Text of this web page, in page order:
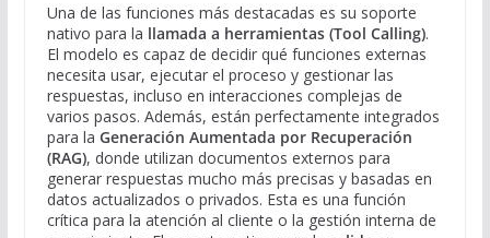
Una de las funciones más destacadas es su soporte
nativo para la llamada a herramientas (Tool Calling).
El modelo es capaz de decidir qué funciones externas
necesita usar, ejecutar el proceso y gestionar las
respuestas, incluso en interacciones complejas de
varios pasos. Además, están perfectamente integrados
para la Generación Aumentada por Recuperación
(RAG), donde utilizan documentos externos para
generar respuestas mucho más precisas y basadas en
datos actualizados o privados. Esta es una función
crítica para la atención al cliente o la gestión interna de